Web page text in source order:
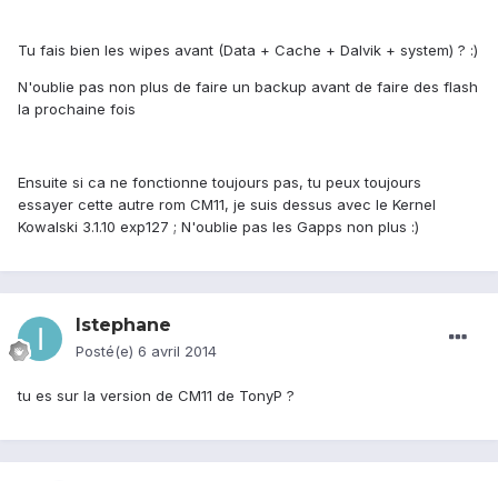
Tu fais bien les wipes avant (Data + Cache + Dalvik + system) ? :)
N'oublie pas non plus de faire un backup avant de faire des flash
la prochaine fois
Ensuite si ca ne fonctionne toujours pas, tu peux toujours
essayer cette autre rom CM11, je suis dessus avec le Kernel
Kowalski 3.1.10 exp127 ; N'oublie pas les Gapps non plus :)
Istephane
Posté(e) 6 avril 2014
tu es sur la version de CM11 de TonyP ?